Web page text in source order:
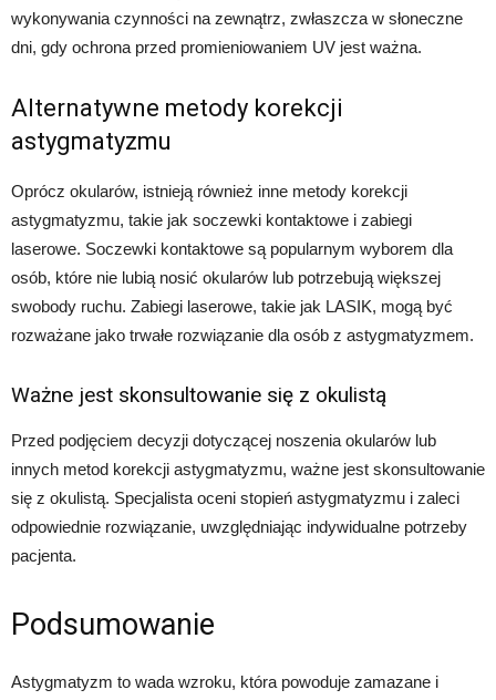
wykonywania czynności na zewnątrz, zwłaszcza w słoneczne
dni, gdy ochrona przed promieniowaniem UV jest ważna.
Alternatywne metody korekcji
astygmatyzmu
Oprócz okularów, istnieją również inne metody korekcji
astygmatyzmu, takie jak soczewki kontaktowe i zabiegi
laserowe. Soczewki kontaktowe są popularnym wyborem dla
osób, które nie lubią nosić okularów lub potrzebują większej
swobody ruchu. Zabiegi laserowe, takie jak LASIK, mogą być
rozważane jako trwałe rozwiązanie dla osób z astygmatyzmem.
Ważne jest skonsultowanie się z okulistą
Przed podjęciem decyzji dotyczącej noszenia okularów lub
innych metod korekcji astygmatyzmu, ważne jest skonsultowanie
się z okulistą. Specjalista oceni stopień astygmatyzmu i zaleci
odpowiednie rozwiązanie, uwzględniając indywidualne potrzeby
pacjenta.
Podsumowanie
Astygmatyzm to wada wzroku, która powoduje zamazane i